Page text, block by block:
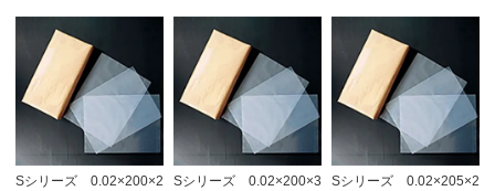
Sシリーズ 0.02×200×2
Sシリーズ 0.02×200×3
Sシリーズ 0.02×205×2